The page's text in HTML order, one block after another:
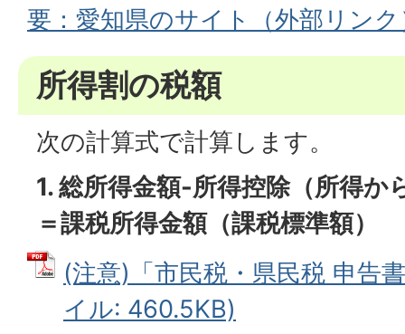
要：愛知県のサイト（外部リンク
所得割の税額
次の計算式で計算します。
1. 総所得金額-所得控除（所得か
＝課税所得金額（課税標準額）
(注意)「市民税・県民税 申告
イル: 460.5KB)